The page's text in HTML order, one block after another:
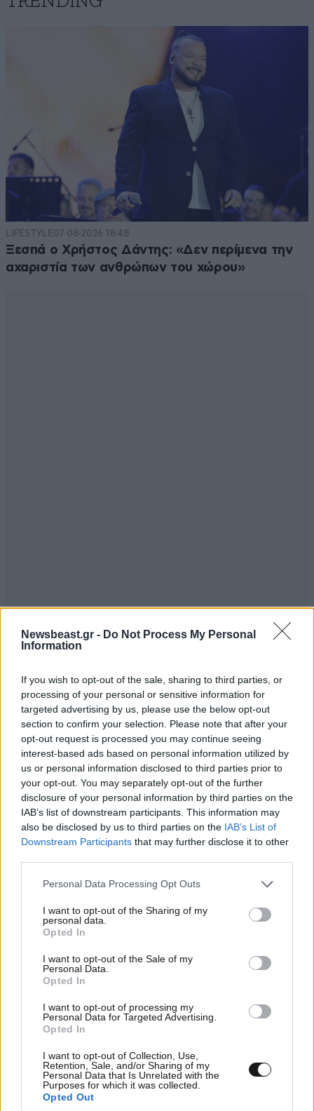
Newsbeast.gr - Do Not Process My Personal
Information
If you wish to opt-out of the sale, sharing to third parties, or
processing of your personal or sensitive information for
targeted advertising by us, please use the below opt-out
section to confirm your selection. Please note that after your
opt-out request is processed you may continue seeing
interest-based ads based on personal information utilized by
us or personal information disclosed to third parties prior to
your opt-out. You may separately opt-out of the further
disclosure of your personal information by third parties on the
IAB’s list of downstream participants. This information may
also be disclosed by us to third parties on the IAB’s List of
Downstream Participants that may further disclose it to other
Please note that this website/app uses one or more Google
not limited to your visit or usage behaviour. You may click to
grant or deny consent to Google and its third-party tags to
use your data for below specified purposes in below Google
consent section.
Personal Data Processing Opt Outs
I want to opt-out of the Sharing of my
personal data.
Opted In
I want to opt-out of the Sale of my
Personal Data.
Opted In
I want to opt-out of processing my
Personal Data for Targeted Advertising.
Opted In
I want to opt-out of Collection, Use,
Retention, Sale, and/or Sharing of my
Personal Data that Is Unrelated with the
Purposes for which it was collected.
Opted Out
LIFESTYLE07·08·2026 18:48
Ξεσπά ο Χρήστος Δάντης: «Δεν περίμενα την
αχαριστία των ανθρώπων του χώρου»
ΠΟΛΙΤΙΚΗ 07·08·2026 20:19
Θανάσης Αυγερινός για Καρυστιανού-Γρατσία:
«Σπέκουλα, ψεύδη, πολιτική αναξιοπρέπεια και
ανεπίδεκτες μαθήσεως»